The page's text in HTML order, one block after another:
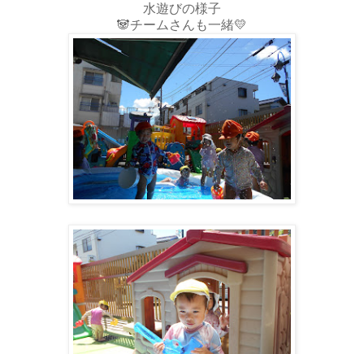
水遊びの様子
🐼チームさんも一緒💛